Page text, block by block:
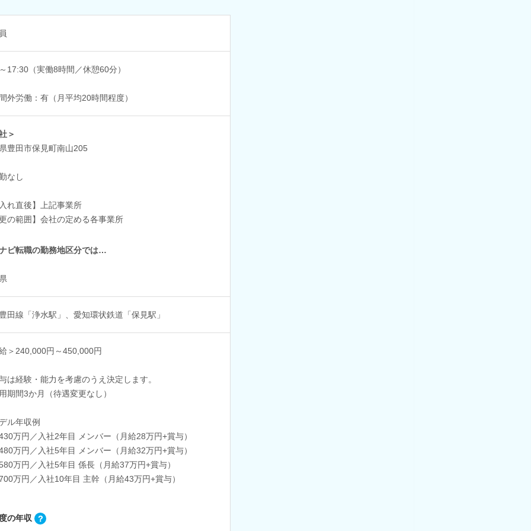
17:30（実働8時間／休憩60分）
外労働：有（月平均20時間程度）
＞
豊田市保見町南山205
なし
れ直後】上記事業所
の範囲】会社の定める各事業所
ビ転職の勤務地区分では…
田線「浄水駅」、愛知環状鉄道「保見駅」
＞240,000円～450,000円
は経験・能力を考慮のうえ決定します。
期間3か月（待遇変更なし）
ル年収例
万円／入社2年目 メンバー（月給28万円+賞与）
万円／入社5年目 メンバー（月給32万円+賞与）
万円／入社5年目 係長（月給37万円+賞与）
万円／入社10年目 主幹（月給43万円+賞与）
の年収